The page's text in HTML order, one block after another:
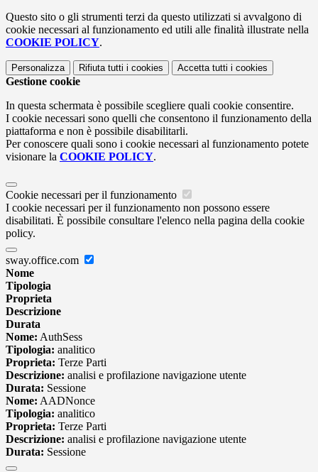
Questo sito o gli strumenti terzi da questo utilizzati si avvalgono di
cookie necessari al funzionamento ed utili alle finalità illustrate nella
COOKIE POLICY.
Personalizza Rifiuta tutti i cookies Accetta tutti i cookies
Gestione cookie
In questa schermata è possibile scegliere quali cookie consentire.
I cookie necessari sono quelli che consentono il funzionamento della
piattaforma e non è possibile disabilitarli.
Per conoscere quali sono i cookie necessari al funzionamento potete
visionare la COOKIE POLICY.
Cookie necessari per il funzionamento
I cookie necessari per il funzionamento non possono essere
disabilitati. È possibile consultare l'elenco nella pagina della cookie
policy.
sway.office.com
Nome
Tipologia
Proprieta
Descrizione
Durata
Nome: AuthSess
Tipologia: analitico
Proprieta: Terze Parti
Descrizione: analisi e profilazione navigazione utente
Durata: Sessione
Nome: AADNonce
Tipologia: analitico
Proprieta: Terze Parti
Descrizione: analisi e profilazione navigazione utente
Durata: Sessione